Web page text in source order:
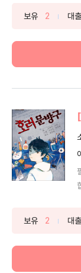
보유 2 대출
보유 2 대출